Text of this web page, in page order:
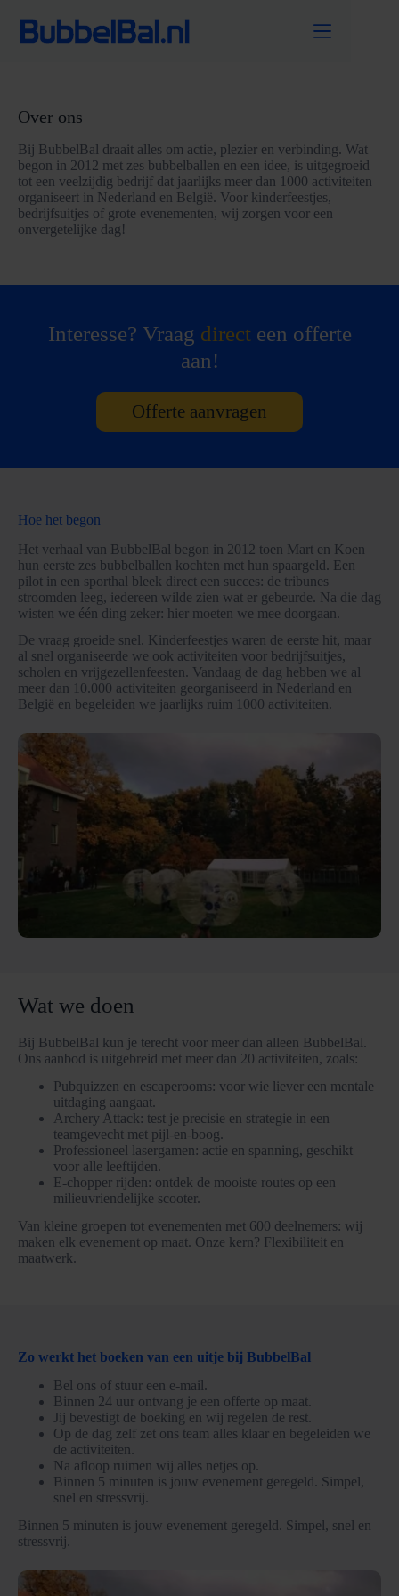
naar
Over ons
Bij BubbelBal draait alles om actie, plezier en verbinding. Wat
begon in 2012 met zes bubbelballen en een idee, is uitgegroeid
tot een veelzijdig bedrijf dat jaarlijks meer dan 1000 activiteiten
organiseert in Nederland en België. Voor kinderfeestjes,
bedrijfsuitjes of grote evenementen, wij zorgen voor een
onvergetelijke dag!
Interesse? Vraag directeen offerte
aan!
Offerte aanvragen
Hoe het begon
Het verhaal van BubbelBal begon in 2012 toen Mart en Koen
hun eerste zes bubbelballen kochten met hun spaargeld. Een
pilot in een sporthal bleek direct een succes: de tribunes
stroomden leeg, iedereen wilde zien wat er gebeurde. Na die dag
wisten we één ding zeker: hier moeten we mee doorgaan.
De vraag groeide snel. Kinderfeestjes waren de eerste hit, maar
al snel organiseerde we ook activiteiten voor bedrijfsuitjes,
scholen en vrijgezellenfeesten. Vandaag de dag hebben we al
meer dan 10.000 activiteiten georganiseerd in Nederland en
België en begeleiden we jaarlijks ruim 1000 activiteiten.
Wat we doen
Bij BubbelBal kun je terecht voor meer dan alleen BubbelBal.
Ons aanbod is uitgebreid met meer dan 20 activiteiten, zoals:
Pubquizzen en escaperooms: voor wie liever een mentale
uitdaging aangaat.
Archery Attack: test je precisie en strategie in een
teamgevecht met pijl-en-boog.
Professioneel lasergamen: actie en spanning, geschikt
voor alle leeftijden.
E-chopper rijden: ontdek de mooiste routes op een
milieuvriendelijke scooter.
Van kleine groepen tot evenementen met 600 deelnemers: wij
maken elk evenement op maat. Onze kern? Flexibiliteit en
maatwerk.
Zo werkt het boeken van een uitje bij BubbelBal
Bel ons of stuur een e-mail.
Binnen 24 uur ontvang je een offerte op maat.
Jij bevestigt de boeking en wij regelen de rest.
Op de dag zelf zet ons team alles klaar en begeleiden we
de activiteiten.
Na afloop ruimen wij alles netjes op.
Binnen 5 minuten is jouw evenement geregeld. Simpel,
snel en stressvrij.
Binnen 5 minuten is jouw evenement geregeld. Simpel, snel en
stressvrij.